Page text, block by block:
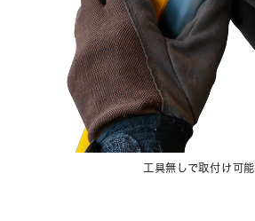
工具無しで取付け可能